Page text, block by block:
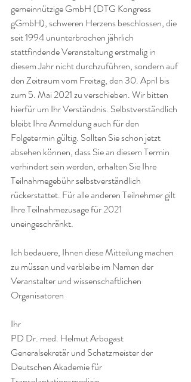
gemeinnützige GmbH (DTG Kongress
gGmbH), schweren Herzens beschlossen, die
seit 1994 ununterbrochen jährlich
stattfindende Veranstaltung erstmalig in
diesem Jahr nicht durchzuführen, sondern auf
den Zeitraum vom Freitag, den 30. April bis
zum 5. Mai 2021 zu verschieben. Wir bitten
hierfür um Ihr Verständnis. Selbstverständlich
bleibt Ihre Anmeldung auch für den
Folgetermin gültig. Sollten Sie schon jetzt
absehen können, dass Sie an diesem Termin
verhindert sein werden, erhalten Sie Ihre
Teilnahmegebühr selbstverständlich
rückerstattet. Für alle anderen Teilnehmer gilt
Ihre Teilnahmezusage für 2021
uneingeschränkt.
Ich bedauere, Ihnen diese Mitteilung machen
zu müssen und verbleibe im Namen der
Veranstalter und wissenschaftlichen
Organisatoren
Ihr
PD Dr. med. Helmut Arbogast
Generalsekretär und Schatzmeister der
Deutschen Akademie für